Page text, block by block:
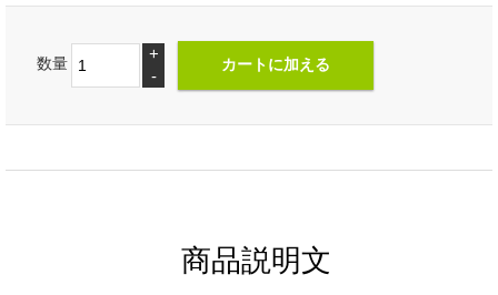
数量
+
-
商品説明文